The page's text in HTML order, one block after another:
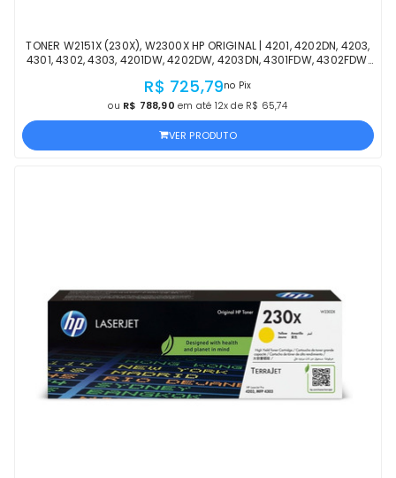
TONER W2151X (230X), W2300X HP ORIGINAL | 4201, 4202DN, 4203,
4301, 4302, 4303, 4201DW, 4202DW, 4203DN, 4301FDW, 4302FDW,
R$ 725,79no Pix
ou R$ 788,90 em até 12x de R$ 65,74
VER PRODUTO